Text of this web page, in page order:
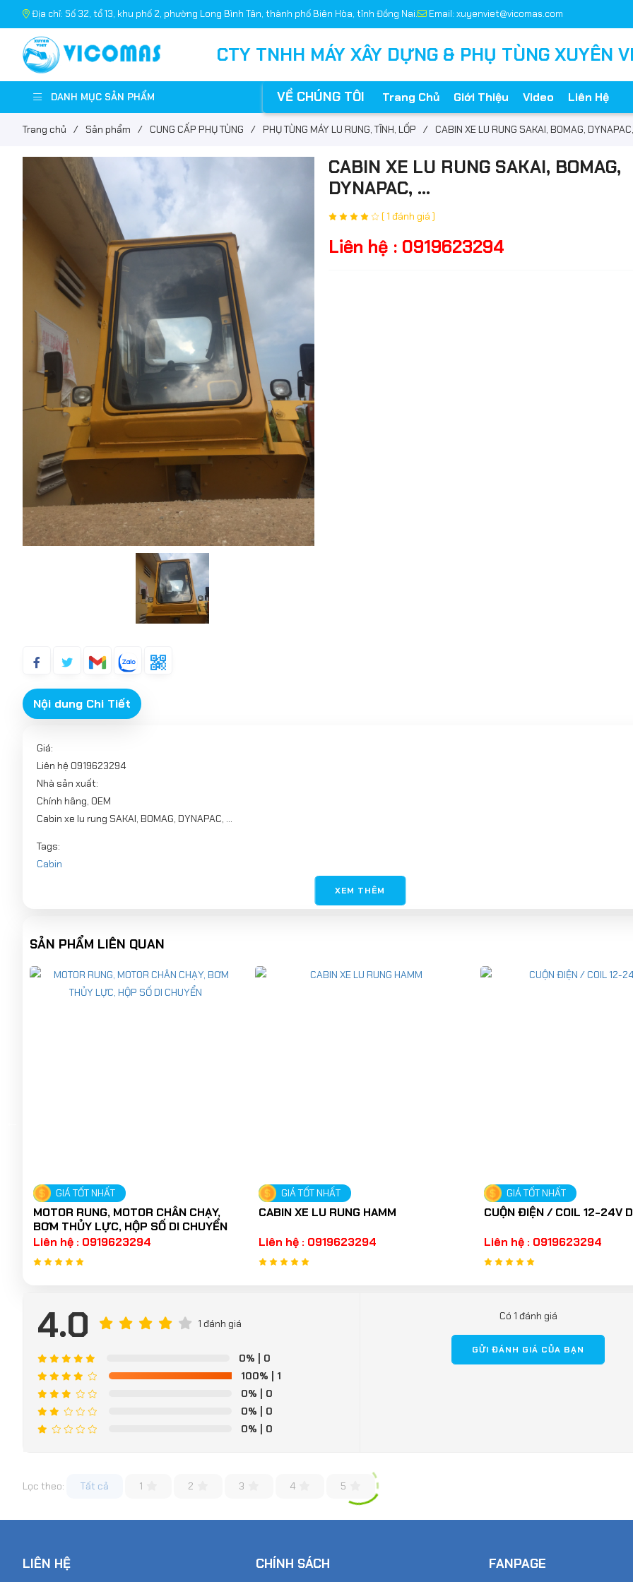
Địa chỉ: Số 32, tổ 13, khu phố 2, phường Long Bình Tân, thành phố Biên Hòa, tỉnh Đồng Nai. Email: xuyenviet@vicomas.com
CTY TNHH MÁY XÂY DỰNG & PHỤ TÙNG XUYÊN
DANH MỤC SẢN PHẨM VỀ CHÚNG TÔI Trang Chủ Giới Thiệu Video Liên Hệ
Trang chủ / Sản phẩm / CUNG CẤP PHỤ TÙNG / PHỤ TÙNG MÁY LU RUNG, TĨNH, LỐP / CABIN XE LU RUNG SAKAI, BOMAG,
CABIN XE LU RUNG SAKAI, BOMAG,
DYNAPAC, ...
( 1 đánh giá )
Liên hệ : 0919623294
Nội dung Chi Tiết
Giá:
Liên hệ 0919623294
Nhà sản xuất:
Chính hãng, OEM
Cabin xe lu rung SAKAI, BOMAG, DYNAPAC, ...
Tags:
Cabin
XEM THÊM
SẢN PHẨM LIÊN QUAN
GIÁ TỐT NHẤT
MOTOR RUNG, MOTOR CHÂN CHẠY,
BƠM THỦY LỰC, HỘP SỐ DI CHUYỂN
Liên hệ : 0919623294
GIÁ TỐT NHẤT
CABIN XE LU RUNG HAMM
Liên hệ : 0919623294
GIÁ TỐT NHẤT
CUỘN ĐIỆN / COIL 12-24V
Liên hệ : 0919623294
4.0 1 đánh giá
0% | 0
100% | 1
0% | 0
0% | 0
0% | 0
Có 1 đánh giá
GỬI ĐÁNH GIÁ CỦA BẠN
Lọc theo: Tất cả 1 2 3 4 5
LIÊN HỆ CHÍNH SÁCH FANPAGE